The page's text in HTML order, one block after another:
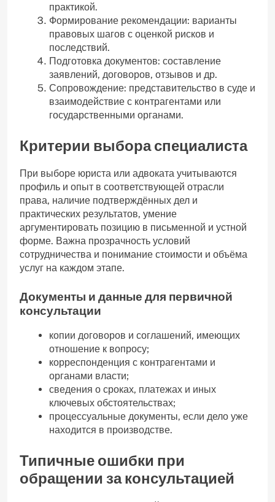
практикой.
Формирование рекомендации: варианты
правовых шагов с оценкой рисков и
последствий.
Подготовка документов: составление
заявлений, договоров, отзывов и др.
Сопровождение: представительство в суде и
взаимодействие с контрагентами или
государственными органами.
Критерии выбора специалиста
При выборе юриста или адвоката учитываются
профиль и опыт в соответствующей отрасли
права, наличие подтверждённых дел и
практических результатов, умение
аргументировать позицию в письменной и устной
форме. Важна прозрачность условий
сотрудничества и понимание стоимости и объёма
услуг на каждом этапе.
Документы и данные для первичной
консультации
копии договоров и соглашений, имеющих
отношение к вопросу;
корреспонденция с контрагентами и
органами власти;
сведения о сроках, платежах и иных
ключевых обстоятельствах;
процессуальные документы, если дело уже
находится в производстве.
Типичные ошибки при
обращении за консультацией